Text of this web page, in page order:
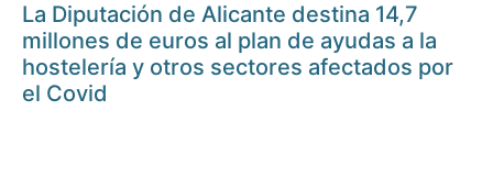
La Diputación de Alicante destina 14,7
millones de euros al plan de ayudas a la
hostelería y otros sectores afectados por
el Covid